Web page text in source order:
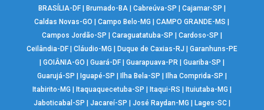
BRASÍLIA-DF| Brumado-BA| Cabreúva-SP Cajamar-SP
Caldas Novas-GO
|Campo Belo-MG |CAMPO GRANDE-MS
Campos Jordão-SP
Caraguatatuba-SP Cardoso-SP
Ceilândia-DF| Cláudio-MG Duque de Caxias-RJ
Garanhuns-PE
GOIÂNIA-GO Guará-DF| Guarapuava-PR| Guariba-SP
Guarujá-SP
Iguapé-SP Ilha Bela-SP Ilha Comprida-SP
Itabirito-MG
Itaquaquecetuba-SP Itaqui-RS Ituiutaba-MG
Jaboticabal-SP
Jacareí-SP José Raydan-MG Lages-SC|